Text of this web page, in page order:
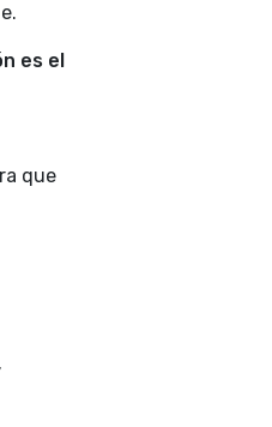
es el
que